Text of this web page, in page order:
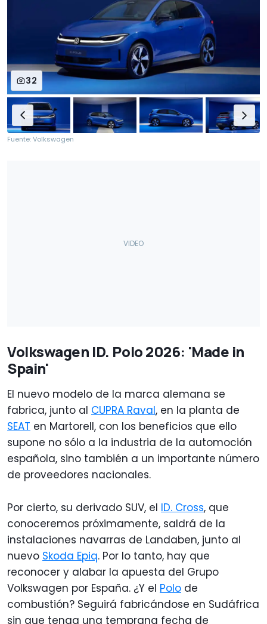
32
Fuente: Volkswagen
Volkswagen ID. Polo 2026: 'Made in
Spain'
El nuevo modelo de la marca alemana se
fabrica, junto al CUPRA Raval, en la planta de
SEAT en Martorell, con los beneficios que ello
supone no sólo a la industria de la automoción
española, sino también a un importante número
de proveedores nacionales.
Por cierto, su derivado SUV, el ID. Cross, que
conoceremos próximamente, saldrá de la
instalaciones navarras de Landaben, junto al
nuevo Skoda Epiq. Por lo tanto, hay que
reconocer y alabar la apuesta del Grupo
Volkswagen por España. ¿Y el Polo de
combustión? Seguirá fabricándose en Sudáfrica
sin que tenga una temprana fecha de